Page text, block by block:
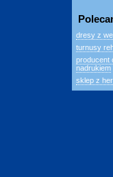
dresy z
turnusy
producent
nadrukiem
sklep z